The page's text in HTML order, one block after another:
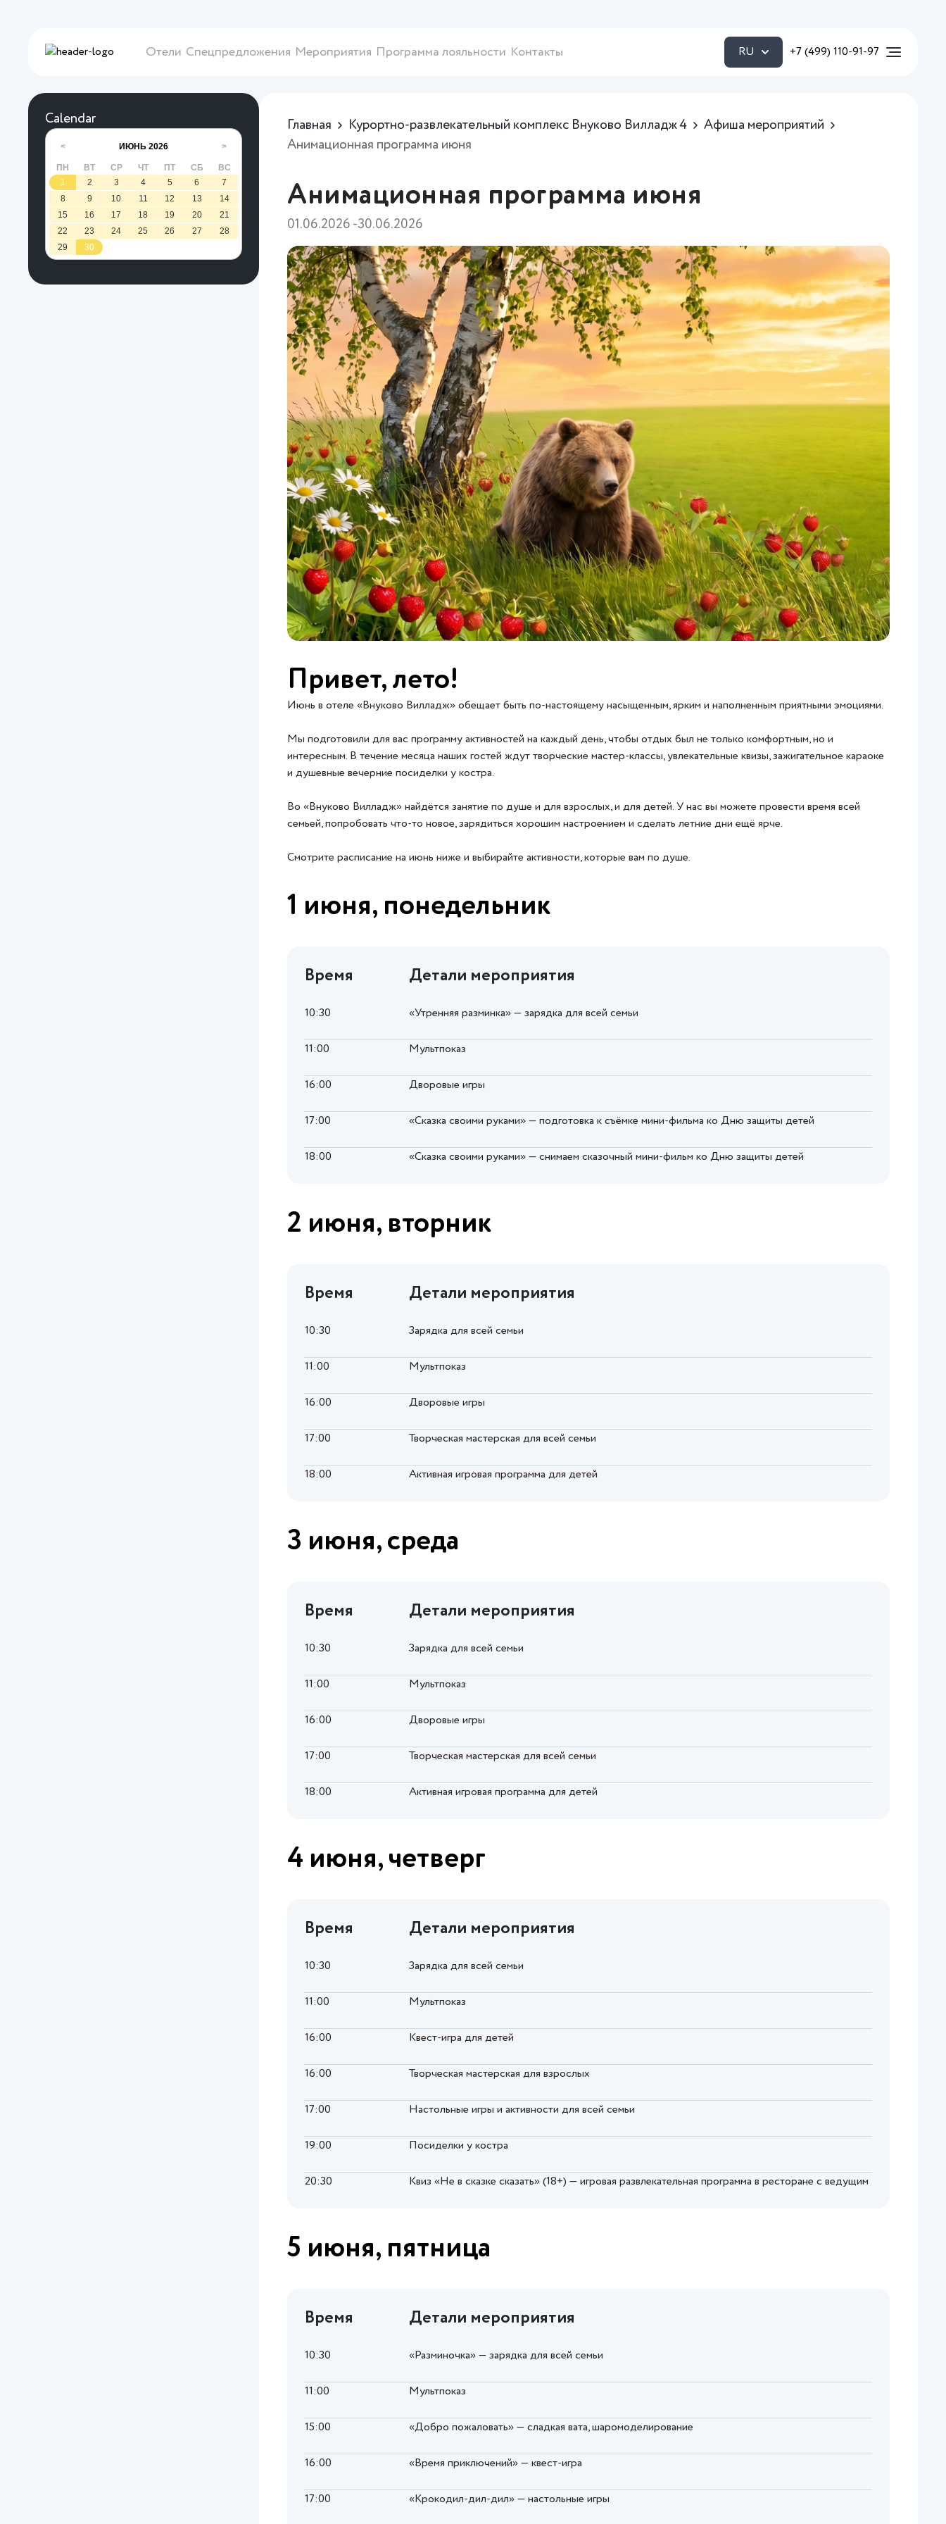
Отели Спецпредложения Мероприятия Программа лояльности Контакты RU +7 (499) 110-91-97
Calendar
< ИЮНЬ 2026 >
ПН ВТ СР ЧТ ПТ СБ
ВС
1
2 3 4 5 6
7
8
9 10 11 12 13
14
15
16 17 18 19 20
21
22
23 24 25 26 27
28
29
30
Главная Курортно-развлекательный комплекс Внуково Вилладж 4
Афиша мероприятий
Анимационная программа июня
Анимационная программа июня
01.06.2026 -30.06.2026
Привет, лето!
Июнь в отеле «Внуково Вилладж» обещает быть по-настоящему насыщенным, ярким и наполненным приятными эмоциями.
Мы подготовили для вас программу активностей на каждый день, чтобы отдых был не только комфортным, но и
интересным. В течение месяца наших гостей ждут творческие мастер-классы, увлекательные квизы, зажигательное караоке
и душевные вечерние посиделки у костра.
Во «Внуково Вилладж» найдётся занятие по душе и для взрослых, и для детей. У нас вы можете провести время всей
семьей, попробовать что-то новое, зарядиться хорошим настроением и сделать летние дни ещё ярче.
Смотрите расписание на июнь ниже и выбирайте активности, которые вам по душе.
1 июня, понедельник
Время Детали мероприятия
10:30 «Утренняя разминка» — зарядка для всей семьи
11:00 Мультпоказ
16:00 Дворовые игры
17:00 «Сказка своими руками» — подготовка к съёмке мини-фильма ко Дню защиты детей
18:00 «Сказка своими руками» — снимаем сказочный мини-фильм ко Дню защиты детей
2 июня, вторник
Время Детали мероприятия
10:30 Зарядка для всей семьи
11:00 Мультпоказ
16:00 Дворовые игры
17:00 Творческая мастерская для всей семьи
18:00 Активная игровая программа для детей
3 июня, среда
Время Детали мероприятия
10:30 Зарядка для всей семьи
11:00 Мультпоказ
16:00 Дворовые игры
17:00 Творческая мастерская для всей семьи
18:00 Активная игровая программа для детей
4 июня, четверг
Время Детали мероприятия
10:30 Зарядка для всей семьи
11:00 Мультпоказ
16:00 Квест-игра для детей
16:00 Творческая мастерская для взрослых
17:00 Настольные игры и активности для всей семьи
19:00 Посиделки у костра
20:30 Квиз «Не в сказке сказать» (18+) — игровая развлекательная программа в ресторане с ведущим
5 июня, пятница
Время Детали мероприятия
10:30 «Разминочка» — зарядка для всей семьи
11:00 Мультпоказ
15:00 «Добро пожаловать» — сладкая вата, шаромоделирование
16:00 «Время приключений» — квест-игра
17:00 «Крокодил-дил-дил» — настольные игры